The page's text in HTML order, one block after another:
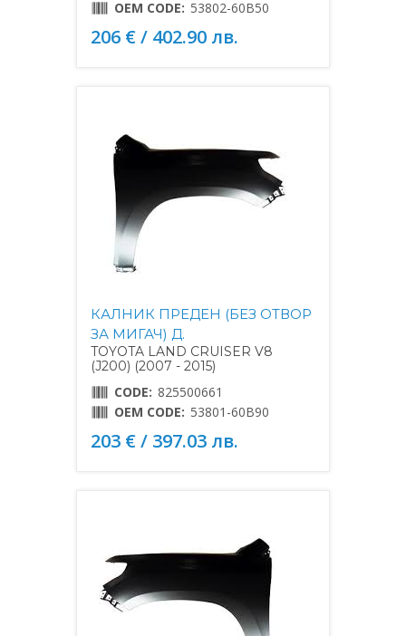
OEM CODE: 53802-60B50
206 € / 402.90 лв.
КАЛНИК ПРЕДЕН (БЕЗ ОТВОР
ЗА МИГАЧ) Д.
TOYOTA LAND CRUISER V8
(J200) (2007 - 2015)
CODE: 825500661
OEM CODE: 53801-60B90
203 € / 397.03 лв.